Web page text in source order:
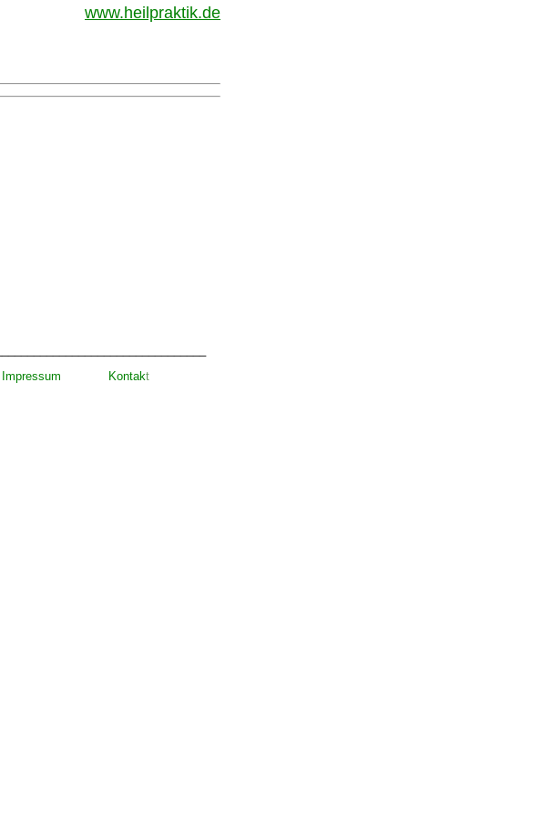
www.heilpraktik.de
Impressum Kontakt